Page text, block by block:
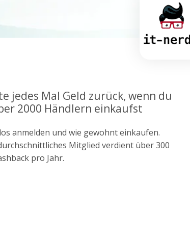
jedes Mal Geld zurück, wenn du
2000 Händlern einkaufst
anmelden und wie gewohnt einkaufen.
Mitglied verdient über 300
pro Jahr.